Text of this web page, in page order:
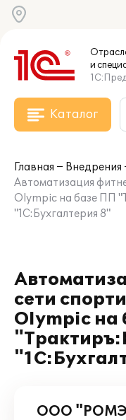
и
Каталог
Главная
Внедрения
Автоматизация
Olympic на базе ПП
"1С:Бухгалтерия 8"
сети
Olympic на
ООО